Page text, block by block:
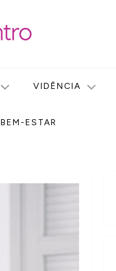
VIDÊNCIA
BEM-ESTAR